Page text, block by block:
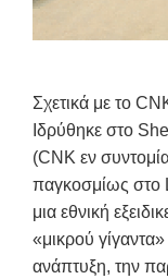
Σχετικά με το
Ιδρύθηκε στο
(CNK εν
παγκοσμίως στο
μια εθνική
«μικρού
ανάπτυξη, την